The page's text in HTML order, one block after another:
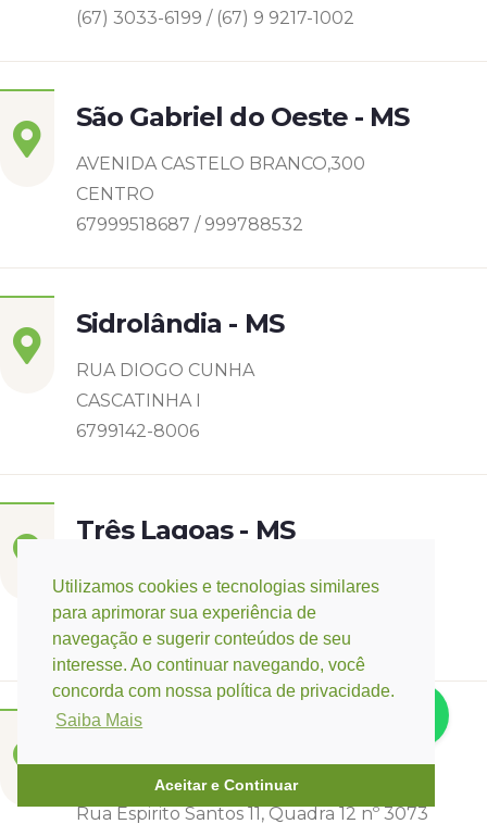
Utilizamos cookies e tecnologias similares
para aprimorar sua experiência de
navegação e sugerir conteúdos de seu
interesse. Ao continuar navegando, você
concorda com nossa política de privacidade.
Saiba Mais
Aceitar e Continuar
(67) 3033-6199 / (67) 9 9217-1002
São Gabriel do Oeste - MS
AVENIDA CASTELO BRANCO,300
CENTRO
67999518687 / 999788532
Sidrolândia - MS
RUA DIOGO CUNHA
CASCATINHA I
6799142-8006
Três Lagoas - MS
Rua Eurídice Chagas Cruz, 2675
Centro
(67) 9 9249-5406
Campo Verde - MT
Rondonópolis - MT
Rua Espirito Santos 11, Quadra 12 nº 3073